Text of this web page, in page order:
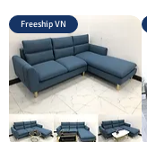
Freeship VN